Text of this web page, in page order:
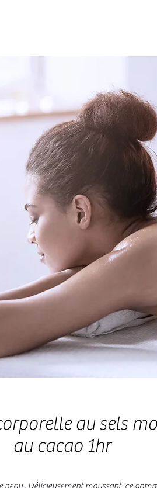
au sels
au cacao 1hr
peau . Délicieusement moussant, ce